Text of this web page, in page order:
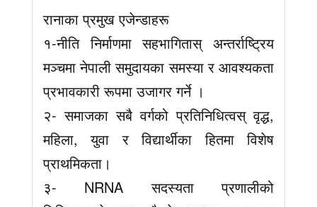
रानाका प्रमुख एजेन्डाहरू
१-नीति निर्माणमा सहभागितास् अन्तर्राष्ट्रिय
मञ्चमा नेपाली समुदायका समस्या र आवश्यकता
प्रभावकारी रूपमा उजागर गर्ने ।
२- समाजका सबै वर्गको प्रतिनिधित्वस् वृद्ध,
महिला, युवा र विद्यार्थीका हितमा विशेष
प्राथमिकता।
३- NRNA सदस्यता प्रणालीको